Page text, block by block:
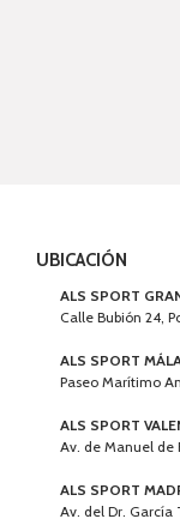
UBICACIÓN
ALS SPORT
Calle Bubión 24,
ALS SPORT
Paseo Marítimo
ALS SPORT
Av. de Manuel de
ALS SPORT
Av. del Dr. García